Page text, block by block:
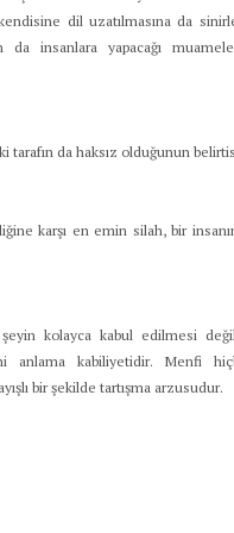
dil uzatılmasına da
da insanlara yapacağı
tarafın da haksız olduğunun
karşı en emin silah, bir
kolayca kabul edilmesi
anlama kabiliyetidir. Menfi
bir şekilde tartışma arzusudur.